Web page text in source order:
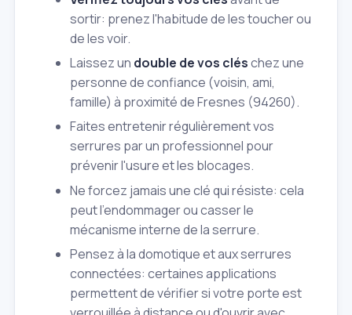
sortir: prenez l'habitude de les toucher ou
de les voir.
Laissez un double de vos cléschez une
personne de confiance (voisin, ami,
famille) à proximité de Fresnes (94260).
Faites entretenir régulièrement vos
serrures par un professionnel pour
prévenir l'usure et les blocages.
Ne forcez jamais une clé qui résiste: cela
peut l'endommager ou casser le
mécanisme interne de la serrure.
Pensez à la domotique et aux serrures
connectées: certaines applications
permettent de vérifier si votre porte est